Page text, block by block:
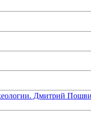
Дмитрий